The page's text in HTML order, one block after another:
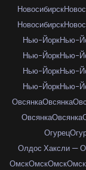
Новосибирск
Новосибирск
Нью-ЙоркНью-
Нью-ЙоркНью-
Нью-ЙоркНью-
Нью-ЙоркНью-
ОвсянкаОвсянка
ОвсянкаОвсянка
Огурец
Олдос Хаксли —
ОмскОмскОмскОмск